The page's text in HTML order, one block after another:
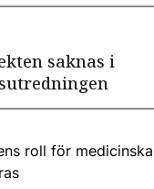
saknas i